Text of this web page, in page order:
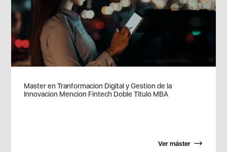
Master en Tranformacion Digital y Gestion de la
Innovacion Mencion Fintech Doble Titulo MBA
Ver máster